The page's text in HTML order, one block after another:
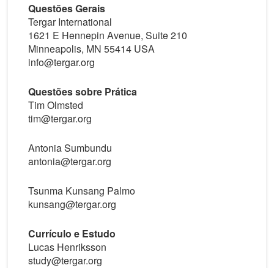
Questões Gerais
Tergar International
1621 E Hennepin Avenue, Suite 210
Minneapolis, MN 55414 USA
info@tergar.org
Questões sobre Prática
Tim Olmsted
tim@tergar.org
Antonia Sumbundu
antonia@tergar.org
Tsunma Kunsang Palmo
kunsang@tergar.org
Currículo e Estudo
Lucas Henriksson
study@tergar.org